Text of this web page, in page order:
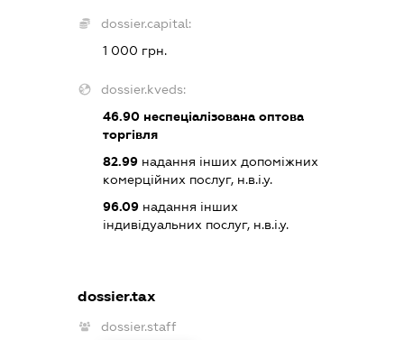
dossier.capital:
1 000 грн.
dossier.kveds:
46.90неспеціалізована оптова
торгівля
82.99надання інших допоміжних
комерційних послуг, н.в.і.у.
96.09надання інших
індивідуальних послуг, н.в.і.у.
dossier.tax
dossier.staff